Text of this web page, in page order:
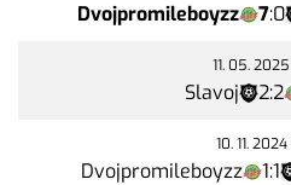
Dvojpromileboyzz 7:0
11. 05.
Slavoj 2:2
10. 11.
Dvojpromileboyzz 1:1